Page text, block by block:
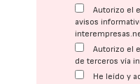
Autorizo el
avisos
Autorizo el
de terceros vía
He leído y